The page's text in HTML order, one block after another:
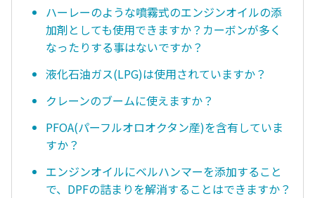
ハーレーのような噴霧式のエンジンオイルの添
加剤としても使用できますか？カーボンが多く
なったりする事はないですか？
液化石油ガス(LPG)は使用されていますか？
クレーンのブームに使えますか？
PFOA(パーフルオロオクタン産)を含有していま
すか？
エンジンオイルにベルハンマーを添加すること
で、DPFの詰まりを解消することはできますか？